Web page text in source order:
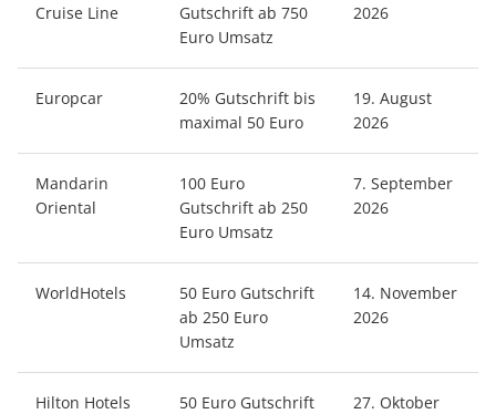
Cruise Line
Gutschrift ab 750
Euro Umsatz
2026
Europcar
20% Gutschrift bis
maximal 50 Euro
19. August
2026
Mandarin
Oriental
100 Euro
Gutschrift ab 250
Euro Umsatz
7. September
2026
WorldHotels
50 Euro Gutschrift
ab 250 Euro
Umsatz
14. November
2026
Hilton Hotels
50 Euro Gutschrift
27. Oktober